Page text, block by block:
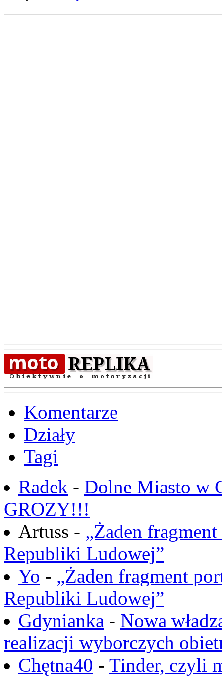
Komentarze
Działy
Tagi
Radek - Dolne Miasto w
GROZY!!!
Artuss - „Żaden
Republiki Ludowej”
Yo - „Żaden fragment
Republiki Ludowej”
Gdynianka - Nowa
realizacji wyborczych
Chętna40 - Tinder, czyli